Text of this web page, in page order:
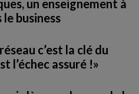
un enseignement à
business
c’est la clé du
l’échec assuré !»